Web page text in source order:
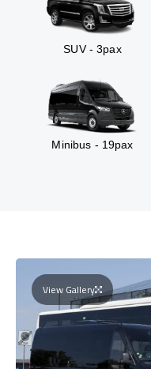
SUV - 3pax
Minibus - 19pax
View Gallery